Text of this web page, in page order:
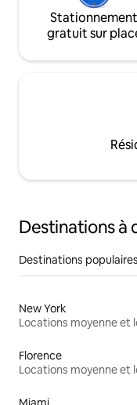
Stationnement
gratuit sur
Destinations à
Destinations
New York
Florence